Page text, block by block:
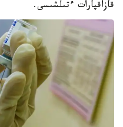
قازاقپارات ءتىلشىسى.